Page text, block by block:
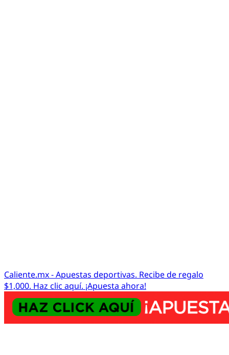
Caliente.mx - Apuestas deportivas. Recibe de regalo
$1,000. Haz clic aquí. ¡Apuesta ahora!